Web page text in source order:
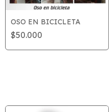
OSO EN BICICLETA
$50.000